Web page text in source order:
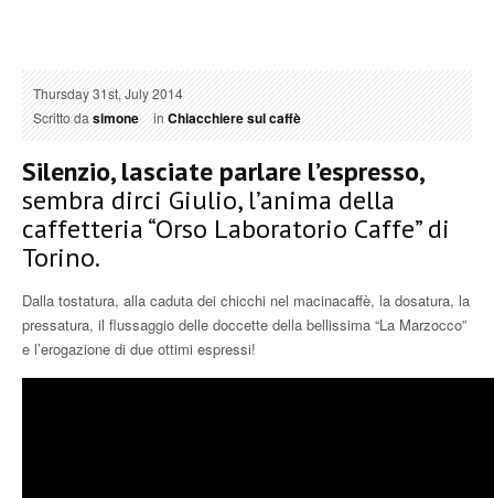
Thursday 31st, July 2014
Scritto dasimone inChiacchiere sul caffè
Silenzio, lasciate parlare l’espresso,
sembra dirci Giulio, l’anima della
caffetteria “Orso Laboratorio Caffe” di
Torino.
Dalla tostatura, alla caduta dei chicchi nel macinacaffè, la dosatura, la
pressatura, il flussaggio delle doccette della bellissima “La Marzocco”
e l’erogazione di due ottimi espressi!